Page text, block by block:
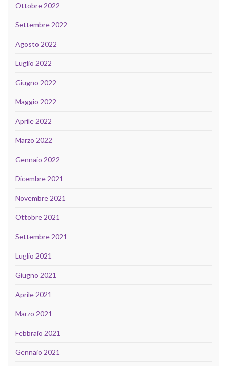
Ottobre 2022
Settembre 2022
Agosto 2022
Luglio 2022
Giugno 2022
Maggio 2022
Aprile 2022
Marzo 2022
Gennaio 2022
Dicembre 2021
Novembre 2021
Ottobre 2021
Settembre 2021
Luglio 2021
Giugno 2021
Aprile 2021
Marzo 2021
Febbraio 2021
Gennaio 2021